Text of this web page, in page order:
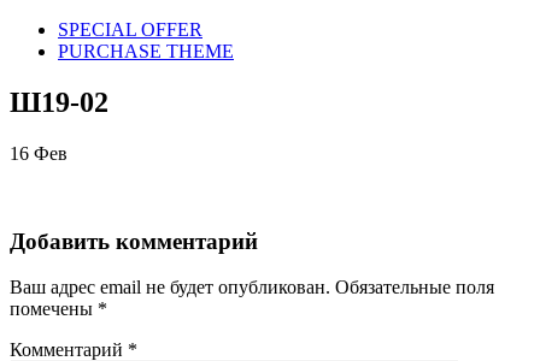
SPECIAL OFFER
PURCHASE THEME
Ш19-02
16 Фев
Добавить комментарий
Ваш адрес email не будет опубликован. Обязательные поля
помечены *
Комментарий *